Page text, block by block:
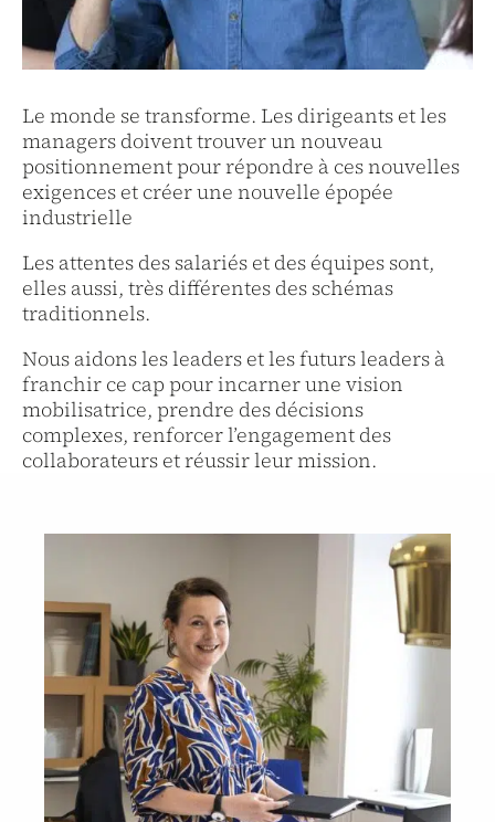
Le monde se transforme. Les dirigeants et les
managers doivent trouver un nouveau
positionnement pour répondre à ces nouvelles
exigences et créer une nouvelle épopée
industrielle
Les attentes des salariés et des équipes sont,
elles aussi, très différentes des schémas
traditionnels.
Nous aidons les leaders et les futurs leaders à
franchir ce cap pour incarner une vision
mobilisatrice, prendre des décisions
complexes, renforcer l’engagement des
collaborateurs et réussir leur mission.